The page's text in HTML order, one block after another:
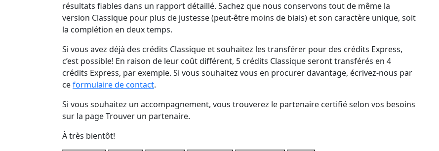
résultats fiables dans un rapport détaillé. Sachez que nous conservons tout de même la
version Classique pour plus de justesse (peut-être moins de biais) et son caractère unique, soit
la complétion en deux temps.
Si vous avez déjà des crédits Classique et souhaitez les transférer pour des crédits Express,
c’est possible! En raison de leur coût différent, 5 crédits Classique seront transférés en 4
crédits Express, par exemple. Si vous souhaitez vous en procurer davantage, écrivez-nous par
ceformulaire de contact.
Si vous souhaitez un accompagnement, vous trouverez le partenaire certifié selon vos besoins
sur la page Trouver un partenaire.
À très bientôt!